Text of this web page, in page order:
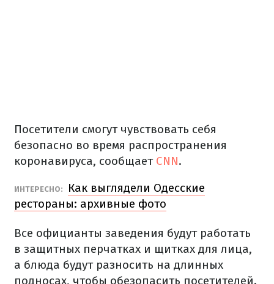
Посетители смогут чувствовать себя
безопасно во время распространения
коронавируса, сообщает CNN.
ИНТЕРЕСНО:
Как выглядели Одесские
рестораны: архивные фото
Все официанты заведения будут работать
в защитных перчатках и щитках для лица,
а блюда будут разносить на длинных
подносах, чтобы обезопасить посетителей.